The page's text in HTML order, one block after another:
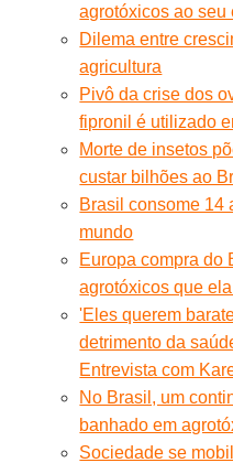
agrotóxicos ao seu
Dilema entre
agricultura
Pivô da crise dos
fipronil é utilizado
Morte de insetos
custar bilhões ao
Brasil consome 14
mundo
Europa compra do
agrotóxicos que
'Eles querem
detrimento da
Entrevista com
No Brasil, um
banhado em
Sociedade se